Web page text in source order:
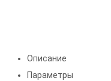
Описание
Параметры